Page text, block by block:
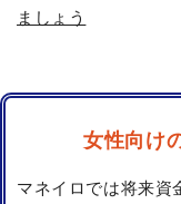
ましょう
女性向け
マネイロでは将来資